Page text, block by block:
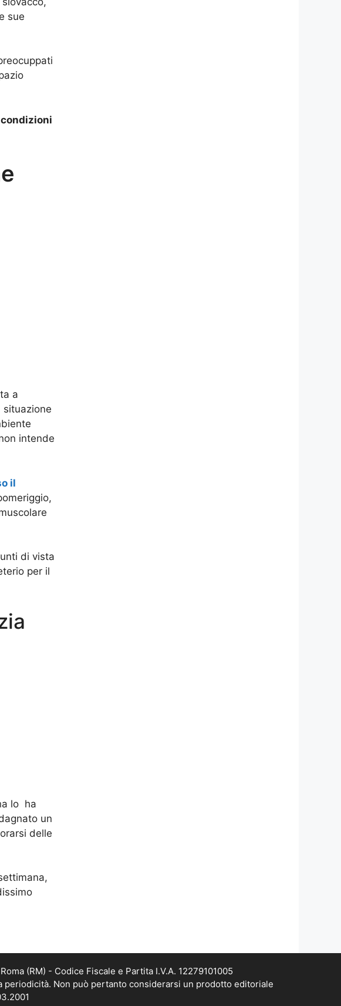
sue
a
situazione
intende
il
di vista
per il
lo ha
un
delle
(RM) - Codice Fiscale e Partita I.V.A. 12279101005
Non può pertanto considerarsi un prodotto editoriale